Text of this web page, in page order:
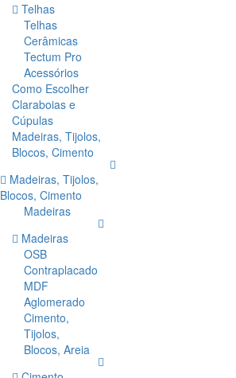
Telhas
Telhas
Cerâmicas
Tectum Pro
Acessórios
Como Escolher
Claraboias e
Cúpulas
Madeiras, Tijolos,
Blocos, Cimento
Madeiras, Tijolos,
Blocos, Cimento
Madeiras
Madeiras
OSB
Contraplacado
MDF
Aglomerado
Cimento,
Tijolos,
Blocos, Areia